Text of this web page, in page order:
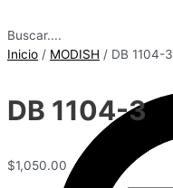
Buscar....
Inicio / MODISH / DB 1104-3
DB 1104-3
$1,050.00